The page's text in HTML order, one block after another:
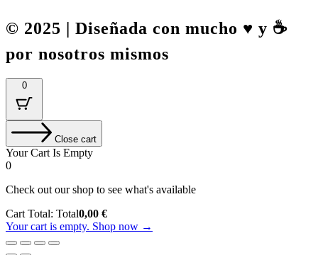
© 2025 | Diseñada con mucho ♥️ y ☕
por nosotros mismos
0
Close cart
Your Cart Is Empty
0
Check out our shop to see what's available
Cart Total: Total0,00 €
Your cart is empty. Shop now →